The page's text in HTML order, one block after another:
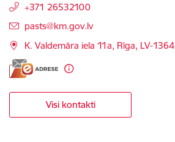
+371 26532100
E-pasts:
pasts@km.gov.lv
K. Valdemāra iela 11a, Rīga, LV-1364
Visi kontakti